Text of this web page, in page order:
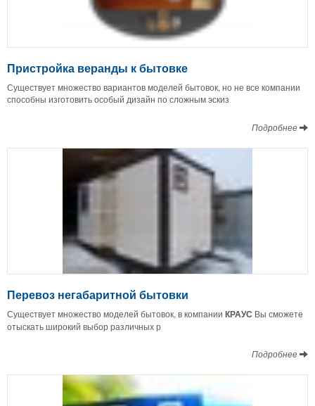
Пристройка веранды к бытовке
Существует множество вариантов моделей бытовок, но не все компании
способны изготовить особый дизайн по сложным эскиз
Подробнее
Перевоз негабаритной бытовки
Существует множество моделей бытовок, в компании КРАУС Вы сможете
отыскать широкий выбор различных р
Подробнее